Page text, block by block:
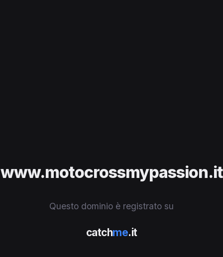
www.motocrossmypassion.it
Questo dominio è registrato su
catchme.it